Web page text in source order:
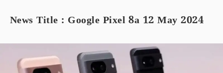
News Title : Google Pixel 8a 12 May 2024